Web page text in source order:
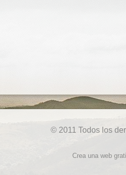
© 2011 Todos los
Crea una web